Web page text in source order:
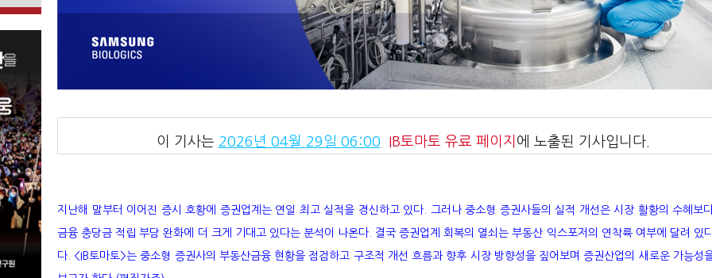
이 기사는 2026년 04월 29일 06:00 IB토마토 유료 페이지 에 노출된 기사입니다.
지난해 말부터 이어진 증시 호황에 증권업계는 연일 최고 실적을 경신하고 있다. 그러나 중소형 증권사들의 실적 개선은 시장 활황의 수혜보
금융 충당금 적립 부담 완화에 더 크게 기대고 있다는 분석이 나온다. 결국 증권업계 회복의 열쇠는 부동산 익스포저의 연착륙 여부에 달려 있
다. <IB토마토>는 중소형 증권사의 부동산금융 현황을 점검하고 구조적 개선 흐름과 향후 시장 방향성을 짚어보며 증권산업의 새로운 가능성